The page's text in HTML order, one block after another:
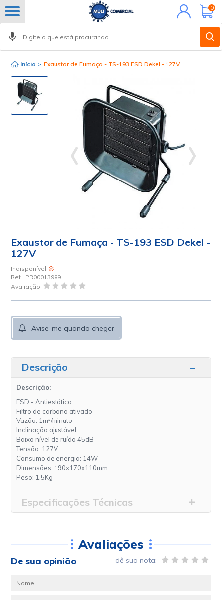
Minha
conta
0
Início > Exaustor de Fumaça - TS-193 ESD Dekel - 127V
Exaustor de Fumaça - TS-193 ESD Dekel -
127V
Indisponível
Ref.: PR00013989
Avaliação:
Avise-me quando chegar
Descrição
Descrição:
ESD - Antiestático
Filtro de carbono ativado
Vazão: 1m³/minuto
Inclinação ajustável
Baixo nível de ruído 45dB
Tensão: 127V
Consumo de energia: 14W
Dimensões: 190x170x110mm
Peso: 1,5Kg
Especificações Técnicas
Avaliações
De sua opinião dê sua nota: